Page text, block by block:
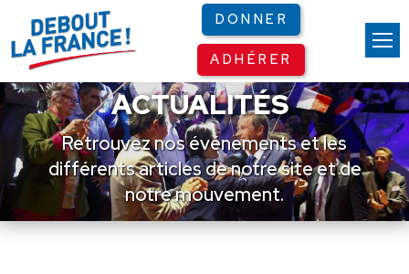
DONNER
ADHÉRER
ACTUALITÉS
Retrouvez nos événements et les
différents articles de notre site et de
notre mouvement.
Panneau de gestion des cookies